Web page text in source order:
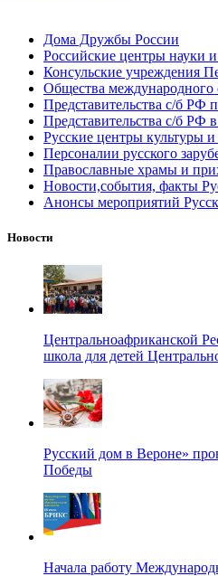
Дома Дружбы России
Российские центры науки
Консульские учреждения
Общества международного
Представительства с/б РФ
Представительства с/б РФ
Русские центры культуры
Персоналии русского
Православные храмы и
Новости,события, факты
Анонсы мероприятий
Новости
Центральноафриканской
школа для детей
Русский дом в Вероне»
Победы
Начала работу